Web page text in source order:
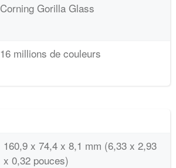
Corning Gorilla Glass
16 millions de couleurs
160,9 x 74,4 x 8,1 mm (6,33 x 2,93
x 0,32 pouces)